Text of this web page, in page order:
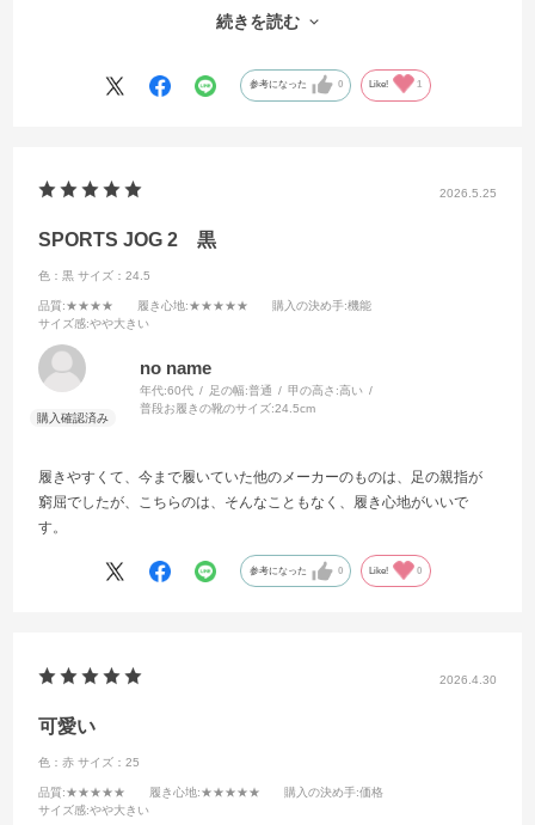
す。シューレースは届いたときのまま、一番上の穴は使ってません。
続きを読む
参考になった 0 Like! 1
2026.5.25
SPORTS JOG 2 黒
色：黒 サイズ：24.5
品質:★★★★ 履き心地:★★★★★ 購入の決め手:機能
サイズ感:やや大きい
no name
年代:60代 足の幅:普通 甲の高さ:高い
普段お履きの靴のサイズ:24.5cm
履きやすくて、今まで履いていた他のメーカーのものは、足の親指が
窮屈でしたが、こちらのは、そんなこともなく、履き心地がいいで
す。
参考になった 0 Like! 0
2026.4.30
可愛い
色：赤 サイズ：25
品質:★★★★★ 履き心地:★★★★★ 購入の決め手:価格
サイズ感:やや大きい